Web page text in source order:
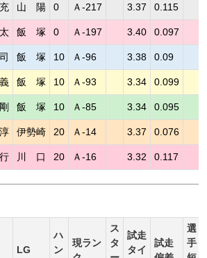
山 陽 0 Ａ-217 3.37 0.115
飯 塚 0 Ａ-197 3.40 0.097
飯 塚 10 Ａ-96 3.38 0.09
飯 塚 10 Ａ-93 3.34 0.099
飯 塚 10 Ａ-85 3.34 0.095
伊勢崎 20 Ａ-14 3.37 0.076
川 口 20 Ａ-16 3.32 0.117
LG
ハ
ン
現ラン
ス
タ
試走
タイ
試走
選
手